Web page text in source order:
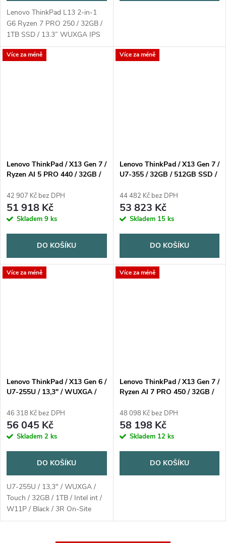
Lenovo ThinkPad L13 2-in-1
G6 Ryzen 7 PRO 250 / 32GB /
1TB SSD / 13.3” WUXGA IPS
Multi-Touch / 3yOnSite / Win11
Pro / šedá
Více za méně
Lenovo ThinkPad / X13 Gen 7 /
Ryzen AI 5 PRO 440 / 32GB /
3yPremier / Win11 Pro / černá
42 907 Kč bez DPH
51 918 Kč
Skladem 9 ks
DO KOŠÍKU
Více za méně
Lenovo ThinkPad / X13 Gen 7 /
U7-355 / 32GB / 512GB SSD /
3yPremier / Win11 Pro / černá
44 482 Kč bez DPH
53 823 Kč
Skladem 15 ks
DO KOŠÍKU
Více za méně
Lenovo ThinkPad / X13 Gen 6 /
U7-255U / 13,3" / WUXGA /
W11P / Black / 3R On-Site
46 318 Kč bez DPH
56 045 Kč
Skladem 2 ks
DO KOŠÍKU
U7-255U / 13,3" / WUXGA /
Touch / 32GB / 1TB / Intel int /
W11P / Black / 3R On-Site
Více za méně
Lenovo ThinkPad / X13 Gen 7 /
Ryzen AI 7 PRO 450 / 32GB /
3yPremier / Win11 Pro / černá
48 098 Kč bez DPH
58 198 Kč
Skladem 12 ks
DO KOŠÍKU